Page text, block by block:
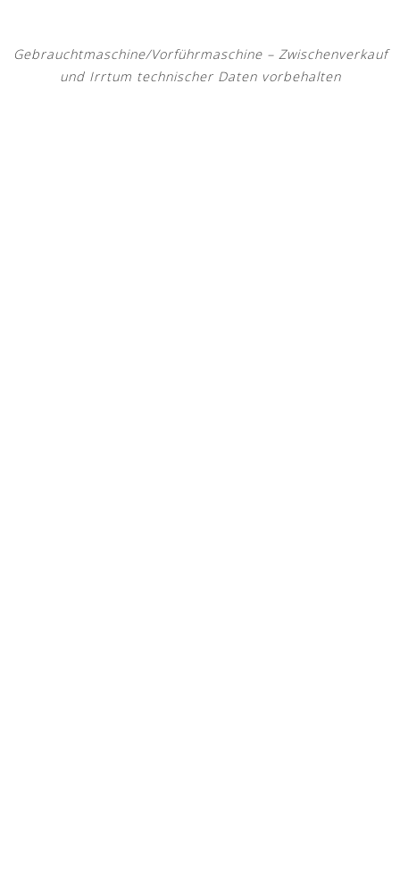
Gebrauchtmaschine/Vorführmaschine – Zwischenverkauf
und Irrtum technischer Daten vorbehalten